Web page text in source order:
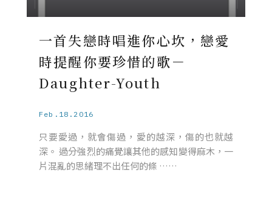
一首失戀時唱進你心坎，戀愛
時提醒你要珍惜的歌－
Daughter-Youth
Feb.18.2016
只要愛過，就會傷過，愛的越深，傷的也就越
深。 過分強烈的痛覺讓其他的感知變得麻木，一
片混亂的思緒理不出任何的條 ……